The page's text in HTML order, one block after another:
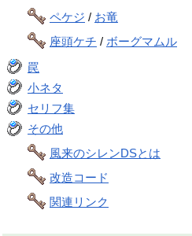
ペケジ / お竜
座頭ケチ / ボーグマムル
罠
小ネタ
セリフ集
その他
風来のシレンDSとは
改造コード
関連リンク